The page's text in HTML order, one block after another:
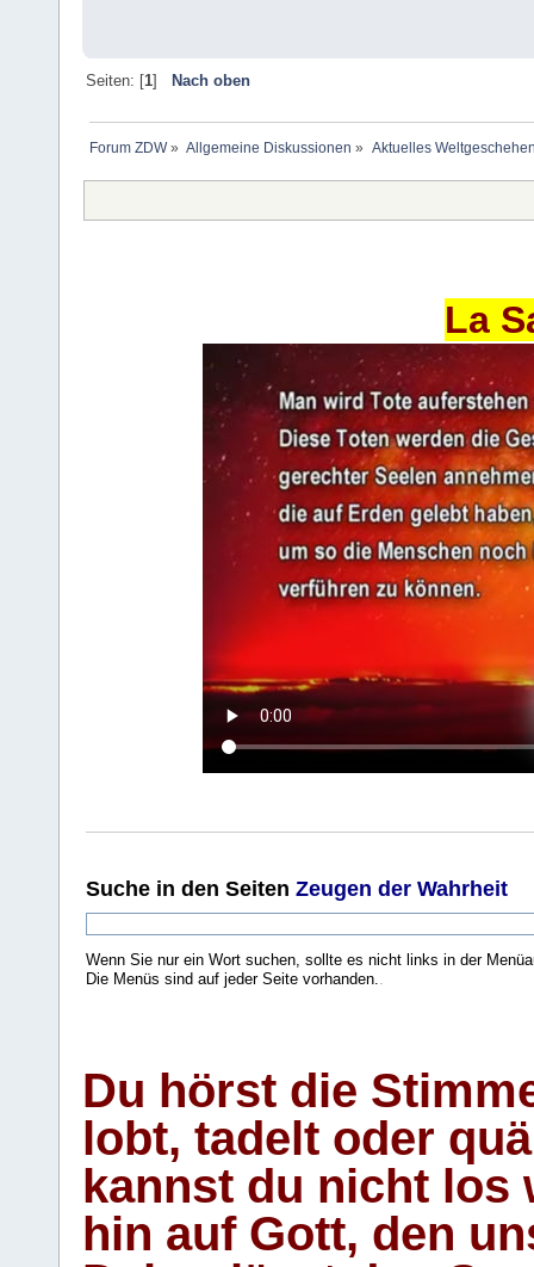
Seiten: [1] Nach oben
Forum ZDW» Allgemeine Diskussionen » Aktuelles
La
Suche in den Seiten Zeugen der Wahrheit
Wenn Sie nur ein Wort suchen, sollte es nicht links in der
Die Menüs sind auf jeder Seite vorhanden..
Du hörst die
lobt, tadelt oder
kannst du nicht los
hin auf Gott, den